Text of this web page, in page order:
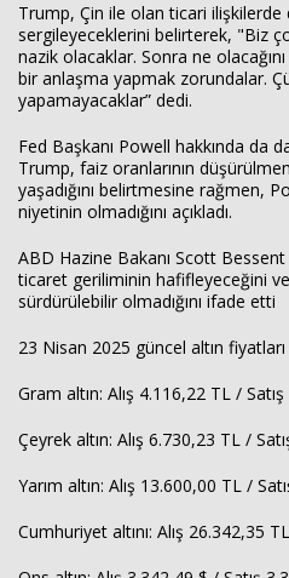
Trump, Çin ile olan ticari ilişkilerde
sergileyeceklerini belirterek, "Biz
nazik olacaklar. Sonra ne
bir anlaşma yapmak zorundalar.
yapamayacaklar” dedi.
Fed Başkanı Powell hakkında da
Trump, faiz oranlarının
yaşadığını belirtmesine rağmen,
niyetinin olmadığını açıkladı.
ABD Hazine Bakanı Scott Bessent
ticaret geriliminin hafifleyeceğini
sürdürülebilir olmadığını ifade etti
23 Nisan 2025 güncel altın fiyatları
Gram altın: Alış 4.116,22 TL /
Çeyrek altın: Alış 6.730,23 TL /
Yarım altın: Alış 13.600,00 TL /
Cumhuriyet altını: Alış 26.342,35